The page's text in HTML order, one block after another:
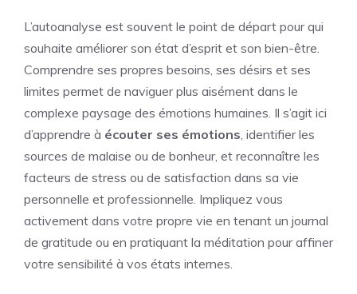
L’autoanalyse est souvent le point de départ pour qui
souhaite améliorer son état d’esprit et son bien-être.
Comprendre ses propres besoins, ses désirs et ses
limites permet de naviguer plus aisément dans le
complexe paysage des émotions humaines. Il s’agit ici
d’apprendre à écouter ses émotions, identifier les
sources de malaise ou de bonheur, et reconnaître les
facteurs de stress ou de satisfaction dans sa vie
personnelle et professionnelle. Impliquez vous
activement dans votre propre vie en tenant un journal
de gratitude ou en pratiquant la méditation pour affiner
votre sensibilité à vos états internes.